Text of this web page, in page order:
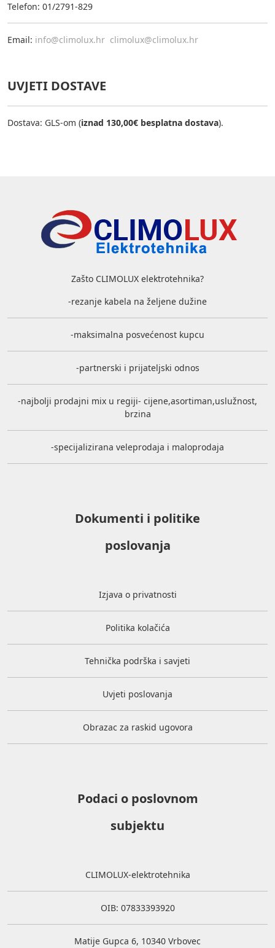
Telefon: 01/2791-829
Email: info@climolux.hr climolux@climolux.hr
UVJETI DOSTAVE
Dostava: GLS-om (iznad 130,00€ besplatna dostava).
Zašto CLIMOLUX elektrotehnika?
-rezanje kabela na željene dužine
-maksimalna posvećenost kupcu
-partnerski i prijateljski odnos
-najbolji prodajni mix u regiji- cijene,asortiman,uslužnost,
brzina
-specijalizirana veleprodaja i maloprodaja
Dokumenti i politike
poslovanja
Izjava o privatnosti
Politika kolačića
Tehnička podrška i savjeti
Uvjeti poslovanja
Obrazac za raskid ugovora
Podaci o poslovnom
subjektu
CLIMOLUX-elektrotehnika
OIB: 07833393920
Matije Gupca 6, 10340 Vrbovec